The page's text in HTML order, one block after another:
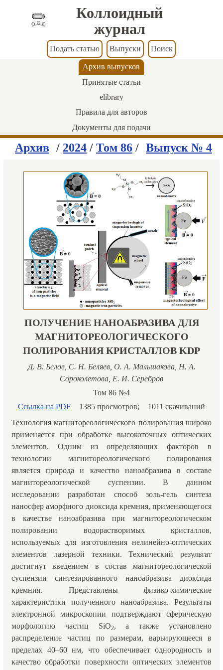
Коллоидный
журнал
Подать статью Выпуски Поиск
Архив выпусков
Принятые статьи
elibrary
Правила для авторов
Документы для подачи
Архив / 2024 / Том 86 / Выпуск № 4
ПОЛУЧЕНИЕ НАНОАБРАЗИВА ДЛЯ
МАГНИТОРЕОЛОГИЧЕСКОГО
ПОЛИРОВАНИЯ КРИСТАЛЛОВ KDP
Д. В. Белов, С. Н. Беляев, О. А. Мальшакова, Н. А.
Сороколетова, Е. И. Серебров
Том 86 №4
Ссылка на PDF
1385 просмотров;
1011 скачиваний
Технология магнитореологического полирования широко
применяется при обработке высокоточных оптических
элементов. Одним из определяющих факторов в
технологии магнитореологического полирования
является природа и качество наноабразива в составе
магнитореологической суспензии. В данном
исследовании разработан способ золь-гель синтеза
наносфер аморфного диоксида кремния, применяющегося
в качестве наноабразива при магнитореологическом
полировании водорастворимых кристаллов,
используемых для изготовления нелинейно-оптических
элементов лазерной техники. Технический результат
достигнут введением в состав магнитореологической
суспензии синтезированного наноабразива диоксида
кремния. Представлены физико-химические
характеристики полученного наноабразива. Результаты
электронной микроскопии подтверждают сферическую
морфологию частиц SiO2, а также установлено
распределение частиц по размерам, варьирующееся в
пределах 40–60 нм, что обеспечивает однородность и
качество обработки поверхности оптических элементов